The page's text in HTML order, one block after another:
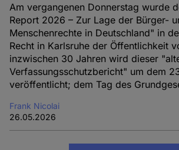
Am vergangenen Donnerstag wurde
Report 2026 – Zur Lage der Bürger-
Menschenrechte in Deutschland" in
Recht in Karlsruhe der Öffentlichkeit
inzwischen 30 Jahren wird dieser
Verfassungsschutzbericht" um dem
veröffentlicht; dem Tag des
Frank Nicolai
26.05.2026